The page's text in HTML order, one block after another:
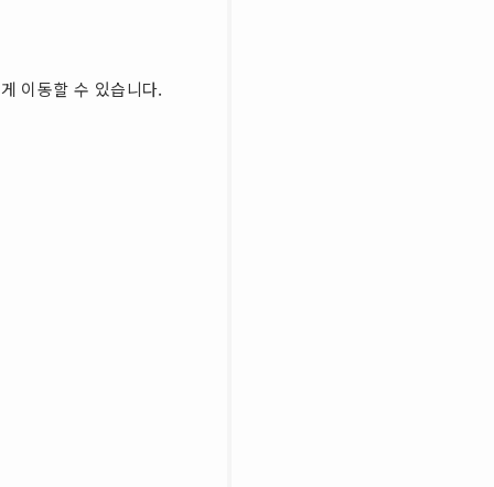
이동할 수 있습니다.